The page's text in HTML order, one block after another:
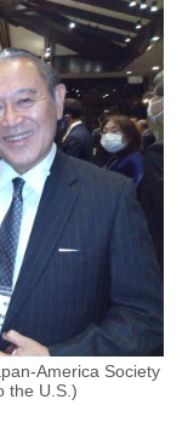
America Society
the U.S.)